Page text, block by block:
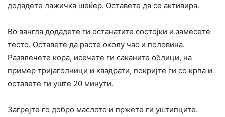
додадете лажичка шеќер. Оставете да се активира.
Во вангла додадете ги останатите состојки и замесете
тесто. Оставете да расте околу час и половина.
Развлечете кора, исечете ги саканите облици, на
пример тријаголници и квадрати, покријте ги со крпа и
оставете ги уште 20 минути.
Загрејте го добро маслото и пржете ги уштипците.